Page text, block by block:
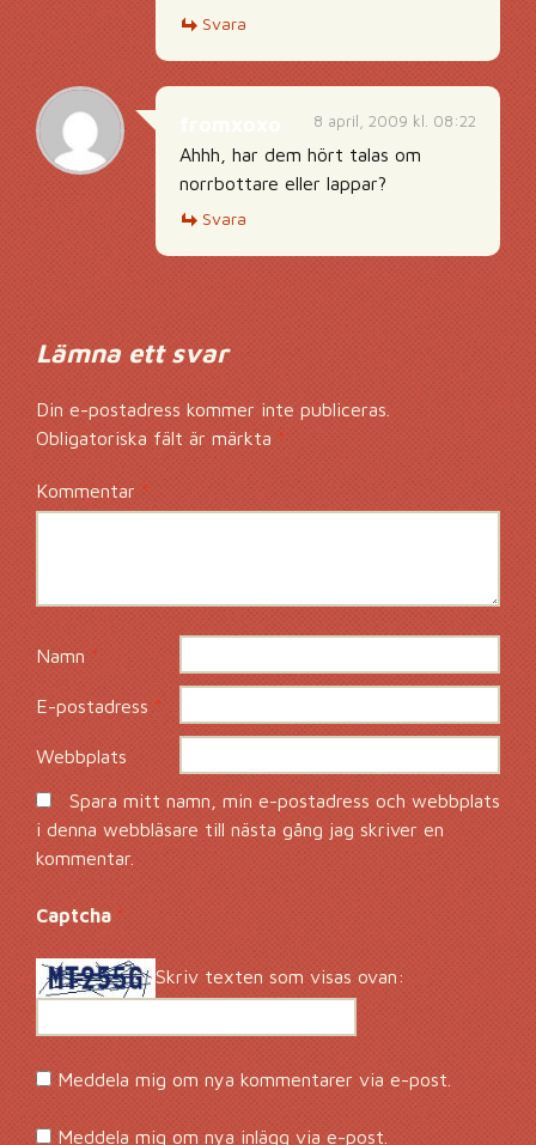
Svara
8 april, 2009 kl. 08:22
Ahhh, har dem hört talas om
norrbottare eller lappar?
Svara
Lämna ett svar
Din e-postadress kommer inte publiceras.
Obligatoriska fält är märkta*
Kommentar*
Namn*
E-postadress*
Webbplats
Spara mitt namn, min e-postadress och webbplats
i denna webbläsare till nästa gång jag skriver en
kommentar.
Captcha*
Skriv texten som visas ovan:
Meddela mig om nya kommentarer via e-post.
Meddela mig om nya inlägg via e-post.